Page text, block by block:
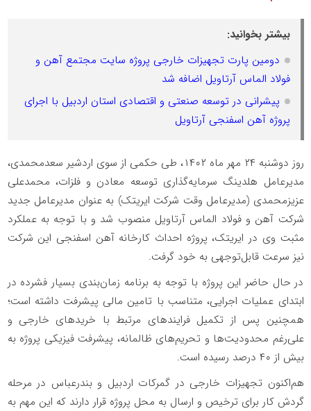
بیشتر بخوانید:
دومین پارت تجهیزات خارجی پروژه سایت مجتمع آهن و
فولاد الماس آرتاویل اضافه شد
پیشرانی در توسعه صنعتی و اقتصادی استان اردبیل با اجرای
پروژه آهن اسفنجی آرتاویل
روز دوشنبه ۲۴ مهر ماه ۱۴۰۲، طی حکمی از سوی اردشیر سعدمحمدی،
مدیرعامل هلدینگ سرمایه‌گذاری توسعه معادن و فلزات، محمدعلی
عزیزمحمدی (مدیرعامل وقت شرکت ایریتک) به عنوان مدیرعامل جدید
شرکت آهن و فولاد الماس آرتاویل منصوب شد و با توجه به عملکرد
مثبت وی در ایریتک، پروژه احداث کارخانه آهن اسفنجی این شرکت
نیز سرعت قابل‌توجهی به خود گرفت.
در حال حاضر این پروژه با توجه به برنامه زمان‌بندی بسیار فشرده در
ابتدای عملیات اجرایی، متناسب با تامین مالی پیشرفت داشته است؛
همچنین پس از تکمیل فرایندهای مرتبط با خریدهای خارجی و
علی‌رغم محدودیت‌ها و تحریم‌های ظالمانه، پیشرفت فیزیکی پروژه به
بیش از ۴۰ درصد رسیده است.
هم‌اکنون تجهیزات خارجی در گمرکات اردبیل و بندرعباس در مرحله
گردش کار برای ترخیص و ارسال به محل پروژه قرار دارند که این مهم به